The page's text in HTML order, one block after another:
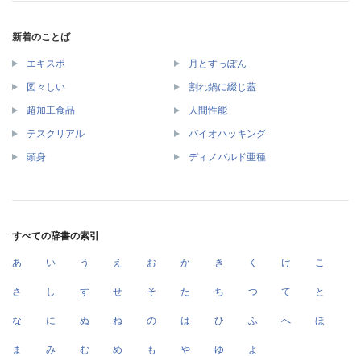
新着のことば
エキスポ 月とすっぽん
図々しい 割れ鍋に綴じ蓋
超加工食品 人間性能
テスクリアル バイオハッキング
頭身 ディノバルド亜種
すべての辞書の索引
あ い う え お か き く け こ
さ し す せ そ た ち つ て と
な に ぬ ね の は ひ ふ へ ほ
ま み む め も や ゆ よ